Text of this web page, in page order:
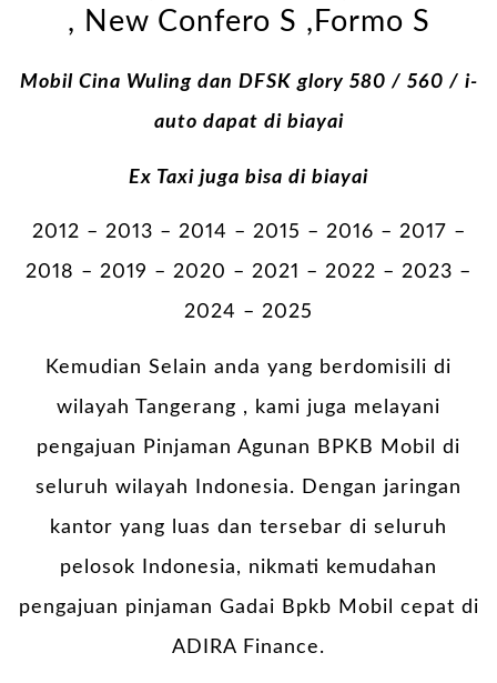
, New Confero S ,Formo S
Mobil Cina Wuling dan DFSK glory 580 / 560 / i-
auto dapat di biayai
Ex Taxi juga bisa di biayai
2012 – 2013 – 2014 – 2015 – 2016 – 2017 –
2018 – 2019 – 2020 – 2021 – 2022 – 2023 –
2024 – 2025
Kemudian Selain anda yang berdomisili di
wilayah Tangerang , kami juga melayani
pengajuan Pinjaman Agunan BPKB Mobil di
seluruh wilayah Indonesia. Dengan jaringan
kantor yang luas dan tersebar di seluruh
pelosok Indonesia, nikmati kemudahan
pengajuan pinjaman Gadai Bpkb Mobil cepat di
ADIRA Finance.